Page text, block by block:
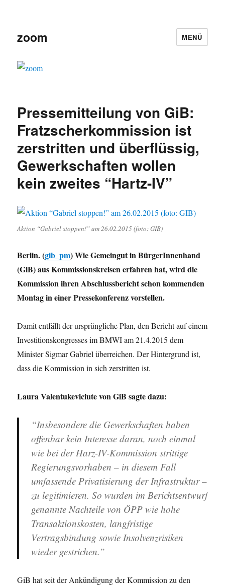
zoom MENÜ
Pressemitteilung von GiB:
Fratzscherkommission ist
zerstritten und überflüssig,
Gewerkschaften wollen
kein zweites “Hartz-IV”
Aktion “Gabriel stoppen!” am 26.02.2015 (foto: GIB)
Berlin. (gib_pm) Wie Gemeingut in BürgerInnenhand
(GiB) aus Kommissionskreisen erfahren hat, wird die
Kommission ihren Abschlussbericht schon kommenden
Montag in einer Pressekonferenz vorstellen.
Damit entfällt der ursprüngliche Plan, den Bericht auf einem
Investitionskongresses im BMWI am 21.4.2015 dem
Minister Sigmar Gabriel überreichen. Der Hintergrund ist,
dass die Kommission in sich zerstritten ist.
Laura Valentukeviciute von GiB sagte dazu:
“Insbesondere die Gewerkschaften haben
offenbar kein Interesse daran, noch einmal
wie bei der Harz-IV-Kommission strittige
Regierungsvorhaben – in diesem Fall
umfassende Privatisierung der Infrastruktur –
zu legitimieren. So wurden im Berichtsentwurf
genannte Nachteile von ÖPP wie hohe
Transaktionskosten, langfristige
Vertragsbindung sowie Insolvenzrisiken
wieder gestrichen.”
GiB hat seit der Ankündigung der Kommission zu den